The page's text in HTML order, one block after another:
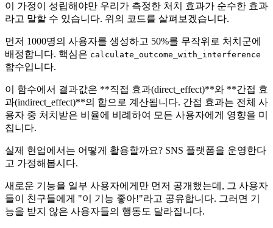
이 가정이 성립해야만 우리가 측정한 처치 효과가 순수한 효과
라고 말할 수 있습니다. 위의 코드를 살펴보겠습니다.
먼저 1000명의 사용자를 생성하고 50%를 무작위로 처치군에
배정합니다. 핵심은 calculate_outcome_with_interference
함수입니다.
이 함수에서 결과값은 **직접 효과(direct_effect)**와 **간접 효
과(indirect_effect)**의 합으로 계산됩니다. 간접 효과는 전체 사
용자 중 처치받은 비율에 비례하여 모든 사용자에게 영향을 미
칩니다.
실제 현업에서는 어떻게 활용할까요? SNS 플랫폼을 운영한다
고 가정해봅시다.
새로운 기능을 일부 사용자에게만 먼저 공개했는데, 그 사용자
들이 친구들에게 "이 기능 좋아!"라고 공유합니다. 그러면 기
능을 받지 않은 사용자들의 행동도 달라집니다.